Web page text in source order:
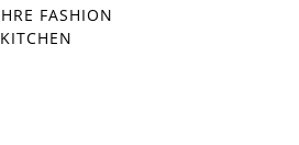
FASHION
KITCHEN